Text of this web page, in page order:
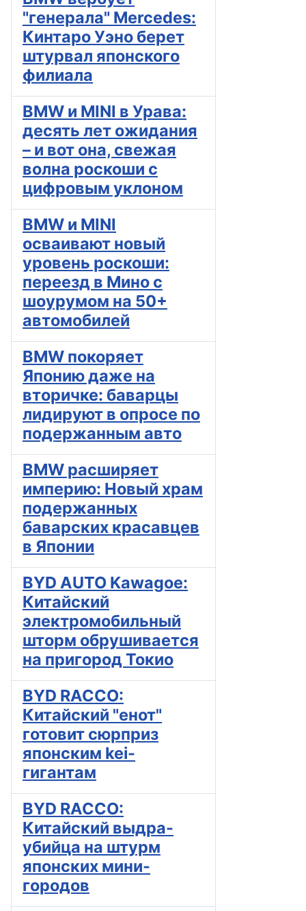
"генерала" Mercedes:
Кинтаро Уэно берет
штурвал японского
филиала
BMW и MINI в Урава:
десять лет ожидания
– и вот она, свежая
волна роскоши с
цифровым уклоном
BMW и MINI
осваивают новый
уровень роскоши:
переезд в Мино с
шоурумом на 50+
автомобилей
BMW покоряет
Японию даже на
вторичке: баварцы
лидируют в опросе по
подержанным авто
BMW расширяет
империю: Новый храм
подержанных
баварских красавцев
в Японии
BYD AUTO Kawagoe:
Китайский
электромобильный
шторм обрушивается
на пригород Токио
BYD RACCO:
Китайский "енот"
готовит сюрприз
японским kei-
гигантам
BYD RACCO:
Китайский выдра-
убийца на штурм
японских мини-
городов